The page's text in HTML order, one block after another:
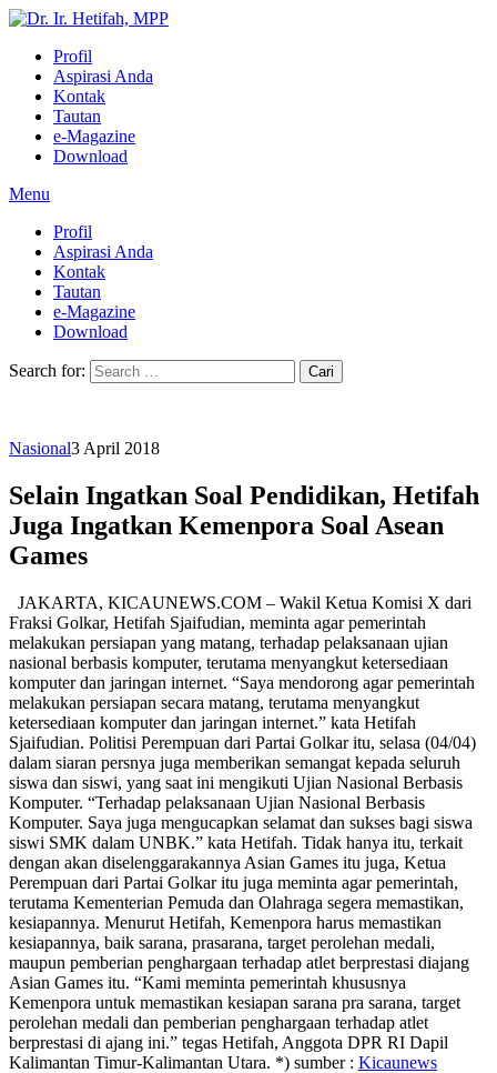
Profil
Aspirasi Anda
Kontak
Tautan
e-Magazine
Download
Menu
Profil
Aspirasi Anda
Kontak
Tautan
e-Magazine
Download
Search for:
Nasional3 April 2018
Selain Ingatkan Soal Pendidikan, Hetifah
Juga Ingatkan Kemenpora Soal Asean
Games
JAKARTA, KICAUNEWS.COM – Wakil Ketua Komisi X dari
Fraksi Golkar, Hetifah Sjaifudian, meminta agar pemerintah
melakukan persiapan yang matang, terhadap pelaksanaan ujian
nasional berbasis komputer, terutama menyangkut ketersediaan
komputer dan jaringan internet. “Saya mendorong agar pemerintah
melakukan persiapan secara matang, terutama menyangkut
ketersediaan komputer dan jaringan internet.” kata Hetifah
Sjaifudian. Politisi Perempuan dari Partai Golkar itu, selasa (04/04)
dalam siaran persnya juga memberikan semangat kepada seluruh
siswa dan siswi, yang saat ini mengikuti Ujian Nasional Berbasis
Komputer. “Terhadap pelaksanaan Ujian Nasional Berbasis
Komputer. Saya juga mengucapkan selamat dan sukses bagi siswa
siswi SMK dalam UNBK.” kata Hetifah. Tidak hanya itu, terkait
dengan akan diselenggarakannya Asian Games itu juga, Ketua
Perempuan dari Partai Golkar itu juga meminta agar pemerintah,
terutama Kementerian Pemuda dan Olahraga segera memastikan,
kesiapannya. Menurut Hetifah, Kemenpora harus memastikan
kesiapannya, baik sarana, prasarana, target perolehan medali,
maupun pemberian penghargaan terhadap atlet berprestasi diajang
Asian Games itu. “Kami meminta pemerintah khususnya
Kemenpora untuk memastikan kesiapan sarana pra sarana, target
perolehan medali dan pemberian penghargaan terhadap atlet
berprestasi di ajang ini.” tegas Hetifah, Anggota DPR RI Dapil
Kalimantan Timur-Kalimantan Utara. *) sumber : Kicaunews